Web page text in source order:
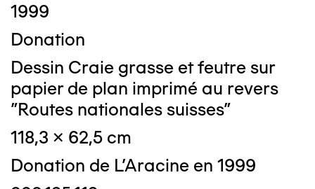
1999
Donation
Dessin Craie grasse et feutre sur
papier de plan imprimé au revers
"Routes nationales suisses"
118,3 x 62,5 cm
Donation de L'Aracine en 1999